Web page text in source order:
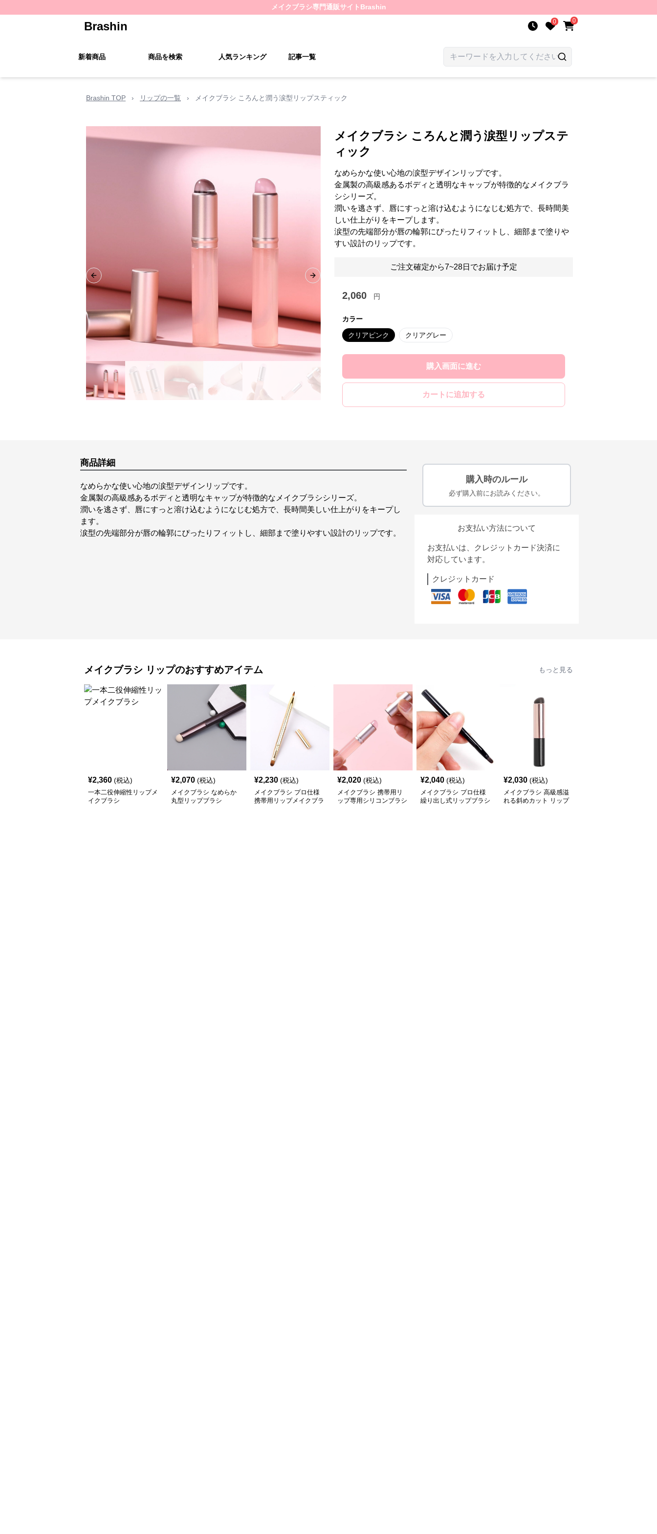
メイクブラシ専門通販サイト Brashin
Brashin 0 0
新着商品 商品を検索 人気ランキング 記事一覧
Brashin TOP › リップの一覧 › メイクブラシ ころんと潤う涙型リップスティック
Previous slide Next slide
メイクブラシ ころんと潤う涙型リップステ
ィック
なめらかな使い心地の涙型デザインリップです。
金属製の高級感あるボディと透明なキャップが特徴的なメイクブラ
シシリーズ。
潤いを逃さず、唇にすっと溶け込むようになじむ処方で、長時間美
しい仕上がりをキープします。
涙型の先端部分が唇の輪郭にぴったりフィットし、細部まで塗りや
すい設計のリップです。
ご注文確定から7~28日でお届け予定
2,060 円
カラー
クリアピンク クリアグレー
購入画面に進む
カートに追加する
商品詳細
なめらかな使い心地の涙型デザインリップです。
金属製の高級感あるボディと透明なキャップが特徴的なメイクブラシシリーズ。
潤いを逃さず、唇にすっと溶け込むようになじむ処方で、長時間美しい仕上がりをキープし
ます。
涙型の先端部分が唇の輪郭にぴったりフィットし、細部まで塗りやすい設計のリップです。
購入時のルール
必ず購入前にお読みください。
お支払い方法について
お支払いは、クレジットカード決済に
対応しています。
クレジットカード
メイクブラシ リップのおすすめアイテム もっと見る
¥2,360 (税込)
一本二役伸縮性リップメ
イクブラシ
¥2,070 (税込)
メイクブラシ なめらか
丸型リップブラシ
¥2,230 (税込)
メイクブラシ プロ仕様
携帯用リップメイクブラ
¥2,020 (税込)
メイクブラシ 携帯用リ
ップ専用シリコンブラシ
¥2,040 (税込)
メイクブラシ プロ仕様
繰り出し式リップブラシ
¥2,030 (税込)
メイクブラシ 高級感溢
れる斜めカット リップ